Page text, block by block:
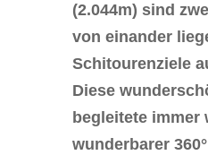
(2.044m) sind
von einander
Schitourenziele
Diese
begleitete immer
wunderbarer